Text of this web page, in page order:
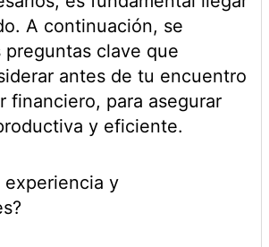
A continuación, se
preguntas clave que
antes de tu encuentro
financiero, para asegurar
y eficiente.
experiencia y